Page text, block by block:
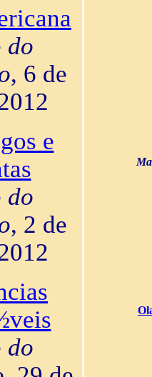
do
, 6 de
e
do
, 2 de
do